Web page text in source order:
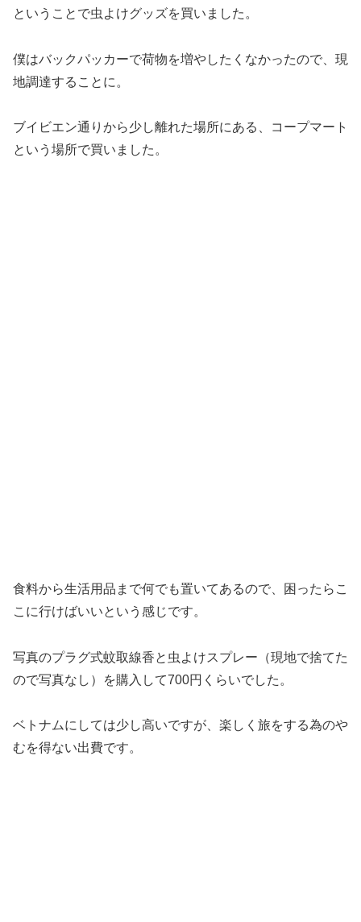
ということで虫よけグッズを買いました。
僕はバックパッカーで荷物を増やしたくなかったので、現
地調達することに。
ブイビエン通りから少し離れた場所にある、コープマート
という場所で買いました。
食料から生活用品まで何でも置いてあるので、困ったらこ
こに行けばいいという感じです。
写真のプラグ式蚊取線香と虫よけスプレー（現地で捨てた
ので写真なし）を購入して700円くらいでした。
ベトナムにしては少し高いですが、楽しく旅をする為のや
むを得ない出費です。